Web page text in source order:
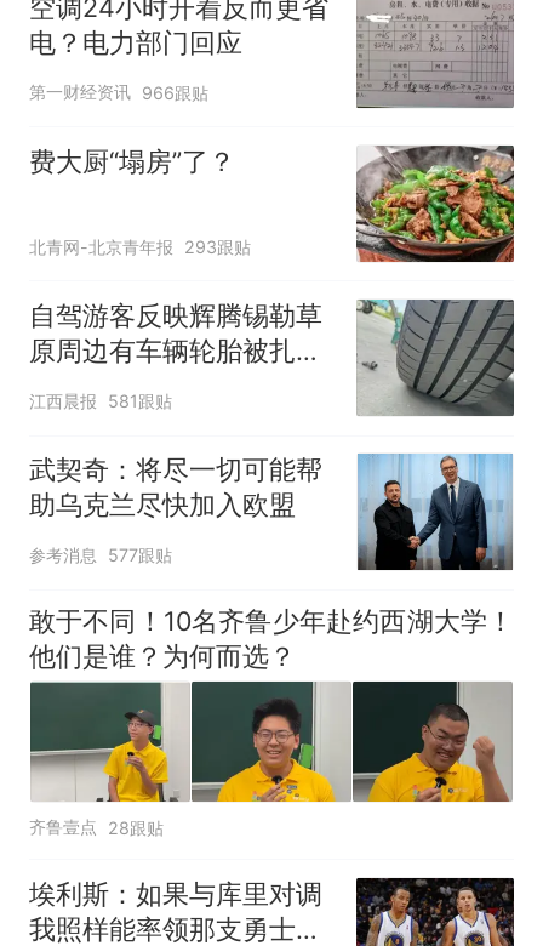
空调24小时开着反而更省
电？电力部门回应
第一财经资讯 966跟贴
费大厨“塌房”了？
北青网-北京青年报 293跟贴
自驾游客反映辉腾锡勒草
原周边有车辆轮胎被扎，
修理店铺换胎价格高达千
江西晨报 581跟贴
武契奇：将尽一切可能帮
助乌克兰尽快加入欧盟
参考消息 577跟贴
敢于不同！10名齐鲁少年赴约西湖大学！
他们是谁？为何而选？
齐鲁壹点 28跟贴
埃利斯：如果与库里对调
我照样能率领那支勇士取